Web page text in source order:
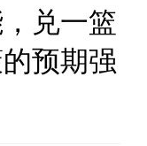
兑一篮
预期强